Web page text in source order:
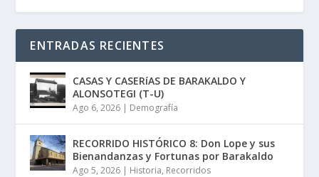
ENTRADAS RECIENTES
CASAS Y CASERíAS DE BARAKALDO Y
ALONSOTEGI (T-U)
Ago 6, 2026 | Demografía
RECORRIDO HISTÓRICO 8: Don Lope y sus
Bienandanzas y Fortunas por Barakaldo
Ago 5, 2026 | Historia, Recorridos